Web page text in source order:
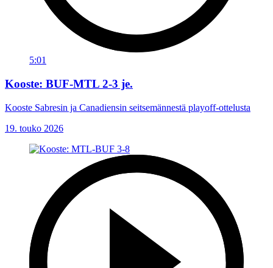
5:01
Kooste: BUF-MTL 2-3 je.
Kooste Sabresin ja Canadiensin seitsemännestä playoff-ottelusta
19. touko 2026